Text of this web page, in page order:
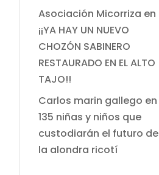
Asociación Micorriza en
¡¡YA HAY UN NUEVO
CHOZÓN SABINERO
RESTAURADO EN EL ALTO
TAJO!!
Carlos marin gallego en
135 niñas y niños que
custodiarán el futuro de
la alondra ricotí